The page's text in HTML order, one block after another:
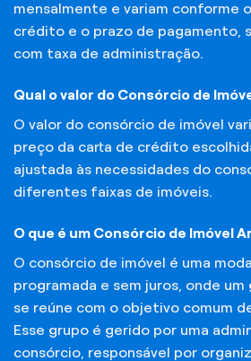
mensalmente e variam conforme
crédito e o prazo de pagamento,
com taxa de administração.
Qual o valor do Consórcio de
O valor do consórcio de imóvel
preço da carta de crédito
ajustada às necessidades do
diferentes faixas de imóveis.
O que é um Consórcio de Imóvel
O consórcio de imóvel é uma
programada e sem juros, onde um
se reúne com o objetivo comum
Esse grupo é gerido por uma
consórcio, responsável por